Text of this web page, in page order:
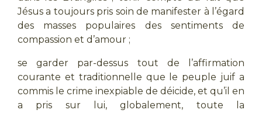
Jésus a toujours pris soin de manifester à l’égard
des masses populaires des sentiments de
compassion et d’amour ;
se garder par-dessus tout de l’affirmation
courante et traditionnelle que le peuple juif a
commis le crime inexpiable de déicide, et qu’il en
a pris sur lui, globalement, toute la